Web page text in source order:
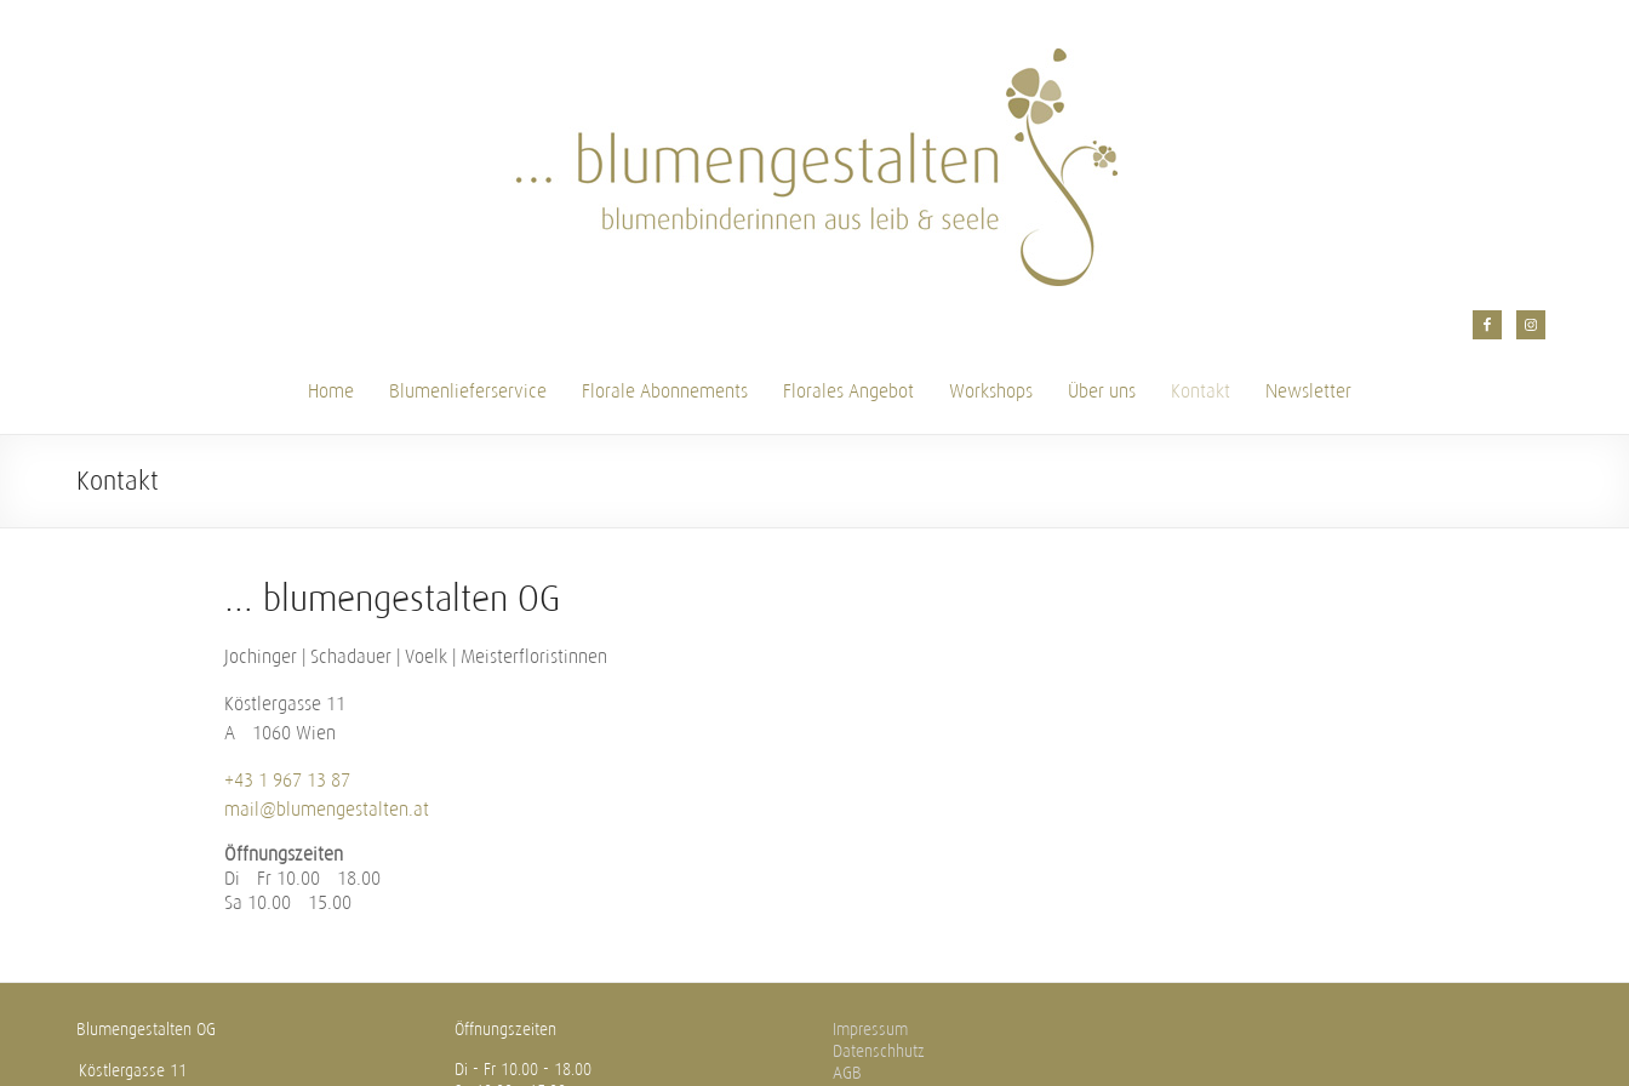
Home Blumenlieferservice Florale Abonnements Florales Angebot Workshops Über uns Kontakt Newsletter
Kontakt
… blumengestalten OG
Jochinger | Schadauer | Voelk | Meisterfloristinnen
Köstlergasse 11
A – 1060 Wien
+43 1 967 13 87
mail@blumengestalten.at
Öffnungszeiten
Di – Fr 10.00 – 18.00
Sa 10.00 – 15.00
Blumengestalten OG
Köstlergasse 11
Öffnungszeiten
Di - Fr 10.00 - 18.00
Impressum
Datenschhutz
AGB